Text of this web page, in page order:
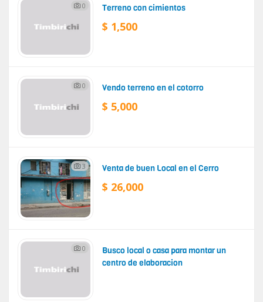
0 Terreno con cimientos
$ 1,500
0 Vendo terreno en el cotorro
$ 5,000
3 Venta de buen Local en el Cerro
$ 26,000
0
Busco local o casa para montar un
centro de elaboracion